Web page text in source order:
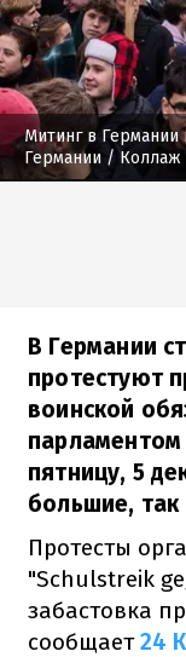
Митинг в
Германии / Коллаж
В Германии
протестуют
воинской
пятницу, 5
большие,
Протесты
"Schulstreik
забастовка
сообщает24